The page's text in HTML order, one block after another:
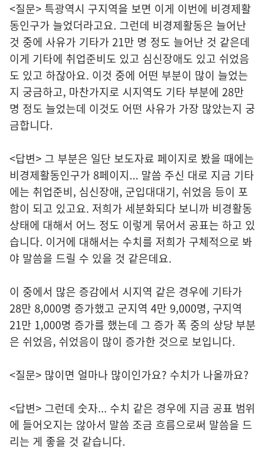
<질문> 특광역시 구지역을 보면 이게 이번에 비경제활
동인구가 늘었더라고요. 그런데 비경제활동은 늘어난
것 중에 사유가 기타가 21만 명 정도 늘어난 것 같은데
이게 기타에 취업준비도 있고 심신장애도 있고 쉬었음
도 있고 하잖아요. 이것 중에 어떤 부분이 많이 늘었는
지 궁금하고, 마찬가지로 시지역도 기타 부분에 28만
명 정도 늘었는데 이것도 어떤 사유가 가장 많았는지 궁
금합니다.
<답변> 그 부분은 일단 보도자료 페이지로 봤을 때에는
비경제활동인구가 8페이지... 말씀 주신 대로 지금 기타
에는 취업준비, 심신장애, 군입대대기, 쉬었음 등이 포
함이 되고 있고요. 저희가 세분화되다 보니까 비경활동
상태에 대해서 어느 정도 이렇게 묶어서 공표는 하고 있
습니다. 이거에 대해서는 수치를 저희가 구체적으로 봐
야 말씀을 드릴 수 있을 것 같은데요.
이 중에서 많은 증감에서 시지역 같은 경우에 기타가
28만 8,000명 증가했고 군지역 4만 9,000명, 구지역
21만 1,000명 증가를 했는데 그 증가 폭 중의 상당 부분
은 쉬었음, 쉬었음이 많이 증가한 것으로 보입니다.
<질문> 많이면 얼마나 많이인가요? 수치가 나올까요?
<답변> 그런데 숫자... 수치 같은 경우에 지금 공표 범위
에 들어오지는 않아서 말씀 조금 흐름으로써 말씀을 드
리는 게 좋을 것 같습니다.